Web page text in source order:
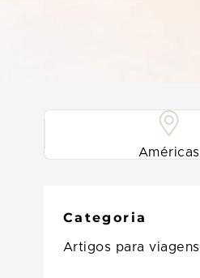
Américas
Categoria
Artigos para viagens